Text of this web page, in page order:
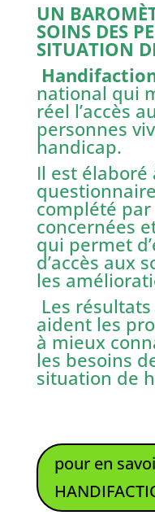
UN
SOINS DES
SITUATION
national qui
réel l’accès
personnes
handicap.
Il est élaboré
complété
concernées
qui permet
d’accès aux
les
Les
aident les
à mieux
les besoins
situation de
pour en